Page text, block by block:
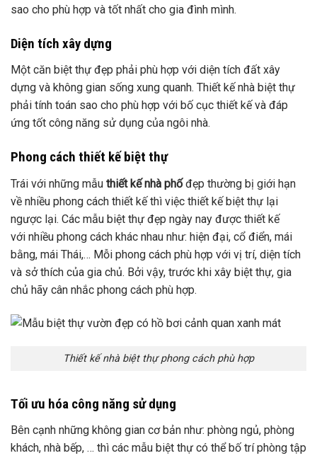
sao cho phù hợp và tốt nhất cho gia đình mình.
Diện tích xây dựng
Một căn biệt thự đẹp phải phù hợp với diện tích đất xây
dựng và không gian sống xung quanh. Thiết kế nhà biệt thự
phải tính toán sao cho phù hợp với bố cục thiết kế và đáp
ứng tốt công năng sử dụng của ngôi nhà.
Phong cách thiết kế biệt thự
Trái với những mẫu thiết kế nhà phốđẹp thường bị giới hạn
về nhiều phong cách thiết kế thì việc thiết kế biệt thự lại
ngược lại. Các mẫu biệt thự đẹp ngày nay được thiết kế
với nhiều phong cách khác nhau như: hiện đại, cổ điển, mái
bằng, mái Thái,… Mỗi phong cách phù hợp với vị trí, diện tích
và sở thích của gia chủ. Bởi vậy, trước khi xây biệt thự, gia
chủ hãy cân nhắc phong cách phù hợp.
Thiết kế nhà biệt thự phong cách phù hợp
Tối ưu hóa công năng sử dụng
Bên cạnh những không gian cơ bản như: phòng ngủ, phòng
khách, nhà bếp, … thì các mẫu biệt thự có thể bố trí phòng tập